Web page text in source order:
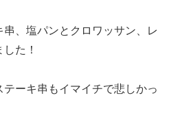
、塩パンとクロワッサン、レ
た！
ーキ串もイマイチで悲しかっ